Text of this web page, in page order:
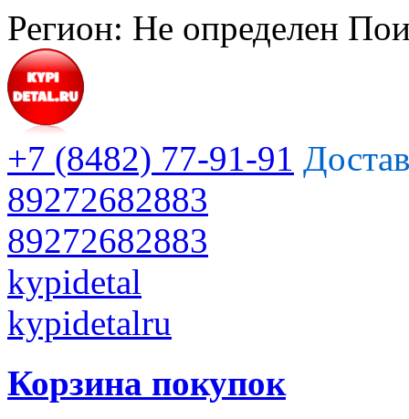
Регион: Не определен
+7 (8482) 77-91-91
89272682883
89272682883
kypidetal
kypidetalru
Корзина покупок